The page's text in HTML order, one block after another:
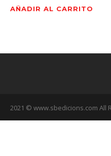
AÑADIR AL CARRITO
2021 © www.sbedicions.com All